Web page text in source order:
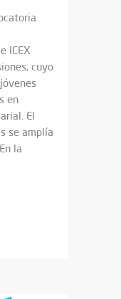
ICEX
cuyo
en
El
se amplía
la